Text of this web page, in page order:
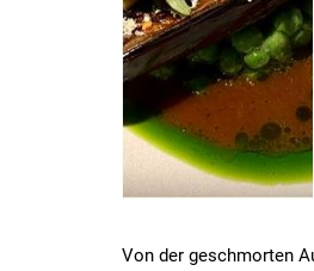
Von der geschmorten